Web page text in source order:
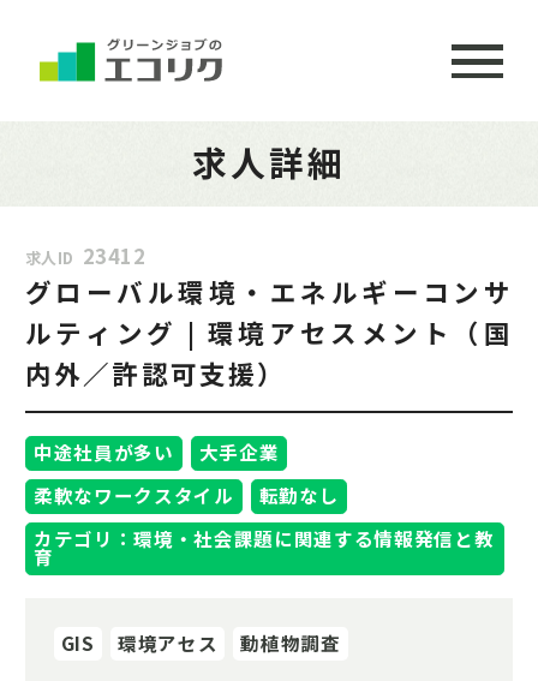
求人詳細
求人ID 23412
グローバル環境・エネルギーコンサ
ルティング | 環境アセスメント（国
内外／許認可支援）
中途社員が多い
大手企業
柔軟なワークスタイル
転勤なし
カテゴリ：環境・社会課題に関連する情報発信と教
育
GIS 環境アセス 動植物調査